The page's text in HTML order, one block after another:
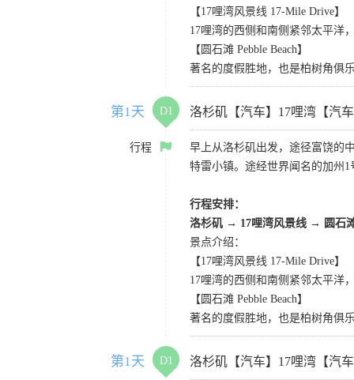
【17哩湾风景线 17-Mile Drive】
17哩湾的西侧和南侧紧邻太平洋
【圆石滩 Pebble Beach】
著名的度假胜地，也是柏树角俱
第1天 D1 洛杉矶【汽车】17哩湾【汽
行程
早上从洛杉矶出发，途径富饶的
特雷小镇。途经世界闻名的加州
行程安排：
洛杉矶 → 17哩湾风景线 → 圆石
景点介绍：
【17哩湾风景线 17-Mile Drive】
17哩湾的西侧和南侧紧邻太平洋
【圆石滩 Pebble Beach】
著名的度假胜地，也是柏树角俱
第1天 D1 洛杉矶【汽车】17哩湾【汽